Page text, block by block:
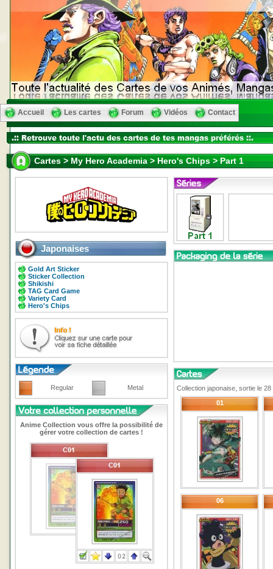
Accueil Les cartes Forum Vidéos Contact
Cartes > My Hero Academia > Hero's Chips > Part 1
Japonaises
Gold Art Sticker
Sticker Collection
Shikishi
TAG Card Game
Variety Card
Hero's Chips
Regular Metal
Anime Collection vous offre la possibilité de
gérer votre collection de cartes !
Collection japonaise, sortie le
01
06